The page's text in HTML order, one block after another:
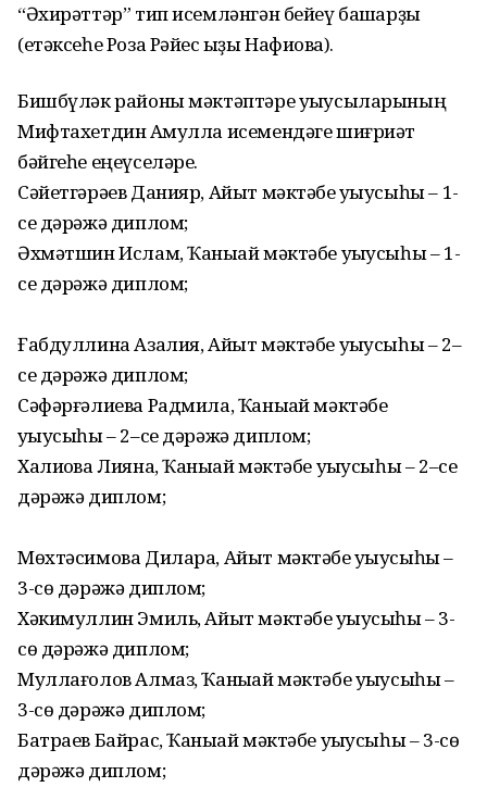
“Әхирәттәр” тип исемләнгән бейеү башҡарҙы
(етәксеһе Роза Рәйес ҡыҙы Нафиҡова).
Бишбүләк районы мәктәптәре уҡыусыларының
Мифтахетдин Аҡмулла исемендәге шиғриәт
бәйгеһе еңеүселәре.
Сәйетгәрәев Данияр, Айыт мәктәбе уҡыусыһы – 1-
се дәрәжә диплом;
Әхмәтшин Ислам, Ҡаныҡай мәктәбе уҡыусыһы – 1-
се дәрәжә диплом;
Ғабдуллина Азалия, Айыт мәктәбе уҡыусыһы – 2–
се дәрәжә диплом;
Сәфәрғәлиева Радмила, Ҡаныҡай мәктәбе
уҡыусыһы – 2–се дәрәжә диплом;
Халиҡова Лияна, Ҡаныҡай мәктәбе уҡыусыһы – 2–се
дәрәжә диплом;
Мөхтәсимова Дилара, Айыт мәктәбе уҡыусыһы –
3-сө дәрәжә диплом;
Хәкимуллин Эмиль, Айыт мәктәбе уҡыусыһы – 3-
сө дәрәжә диплом;
Муллағолов Алмаз, Ҡаныҡай мәктәбе уҡыусыһы –
3-сө дәрәжә диплом;
Батраев Байрас, Ҡаныҡай мәктәбе уҡыусыһы – 3-сө
дәрәжә диплом;